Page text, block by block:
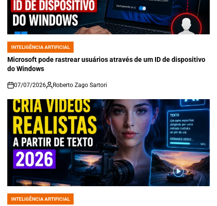
POSTED
IN
INTELIGÊNCIA ARTIFICIAL
Microsoft pode rastrear usuários através de um ID de dispositivo
do Windows
on
07/07/2026 Roberto Zago Sartori
POSTED
INTELIGÊNCIA ARTIFICIAL